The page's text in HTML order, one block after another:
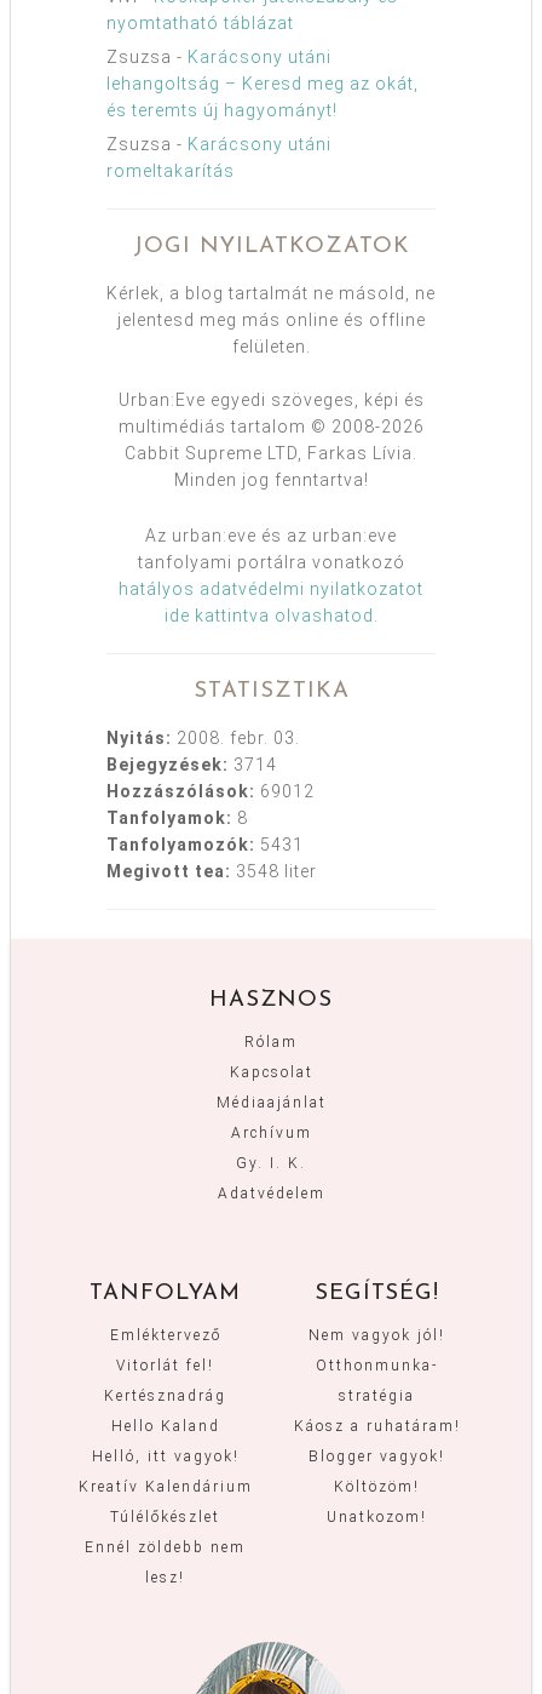
nyomtatható táblázat
Zsuzsa - Karácsony utáni
lehangoltság – Keresd meg az okát,
és teremts új hagyományt!
Zsuzsa - Karácsony utáni
romeltakarítás
JOGI NYILATKOZATOK
Kérlek, a blog tartalmát ne másold, ne
jelentesd meg más online és offline
felületen.
Urban:Eve egyedi szöveges, képi és
multimédiás tartalom © 2008-2026
Cabbit Supreme LTD, Farkas Lívia.
Minden jog fenntartva!
Az urban:eve és az urban:eve
tanfolyami portálra vonatkozó
hatályos adatvédelmi nyilatkozatot
ide kattintva olvashatod
STATISZTIKA
Nyitás: 2008. febr. 03.
Bejegyzések: 3714
Hozzászólások: 69012
Tanfolyamok: 8
Tanfolyamozók: 5431
Megivott tea: 3548 liter
HASZNOS
Rólam
Kapcsolat
Médiaajánlat
Archívum
Gy. I. K.
Adatvédelem
TANFOLYAM
Emléktervező
Vitorlát fel!
Kertésznadrág
Hello Kaland
Helló, itt vagyok!
Kreatív Kalendárium
Túlélőkészlet
Ennél zöldebb nem
lesz!
SEGÍTSÉG!
Nem vagyok jól!
Otthonmunka-
stratégia
Káosz a ruhatáram!
Blogger vagyok!
Költözöm!
Unatkozom!